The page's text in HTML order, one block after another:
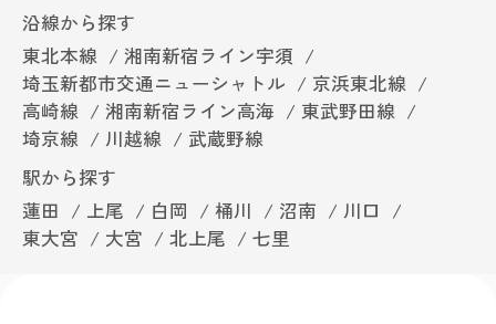
沿線から探す
東北本線
湘南新宿ライン宇須
埼玉新都市交通ニューシャトル
京浜東北線
高崎線
湘南新宿ライン高海
東武野田線
埼京線
川越線
武蔵野線
駅から探す
蓮田
上尾 白岡 桶川 沼南
川口
東大宮
大宮 北上尾 七里